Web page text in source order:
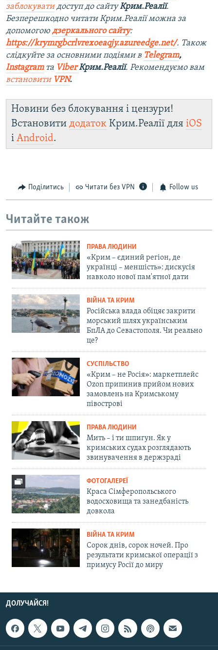
заблокуватидоступ до сайтуКрим.Реалії.
Безперешкодно читати Крим.Реалії можна за
допомогою дзеркального сайту:
https://krymrgbcrlvrexoeaqjy.azureedge.net/. Також
слідкуйте за основними подіями в Telegram,
Instagramта ViberКрим.Реалії. Рекомендуємо вам
встановити VPN.
Новини без блокування і цензури!
Встановити додаток Крим.Реалії для iOS
і Android.
Поділитись Читати без VPN Follow us
Читайте також
ПРАВА ЛЮДИНИ
«Крим – єдиний регіон, де
українці – меншість»: дискусія
навколо нової пам'ятної дати
ВІЙНА ТА КРИМ
Російська влада обіцяє закрити
морський шлях українським
БпЛА до Севастополя. Чи реально
це?
СУСПІЛЬСТВО
«Крим – не Росія»: маркетплейс
Ozon припинив прийом нових
замовлень на Кримському
півострові
ПРАВА ЛЮДИНИ
Мить – і ти шпигун. Як у
кримських судах розглядають
звинувачення в держзраді
ФОТОГАЛЕРЕЇ
Краса Сімферопольського
водосховища та занедбаність
довкола
ВІЙНА ТА КРИМ
Сорок днів, сорок ночей. Про
результати кримської операції з
примусу Росії до миру
ДОЛУЧАЙСЯ!